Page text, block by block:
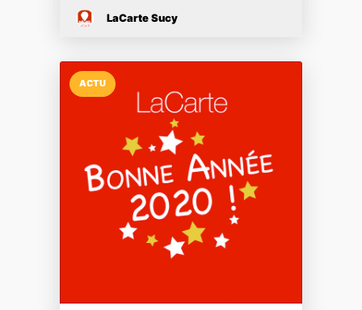
LaCarte Sucy
ACTU